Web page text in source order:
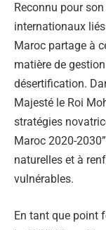
Reconnu pour
internationaux
Maroc partage à
matière de
désertification.
Majesté le Roi
stratégies
Maroc 2020-
naturelles et à
vulnérables.
En tant que point